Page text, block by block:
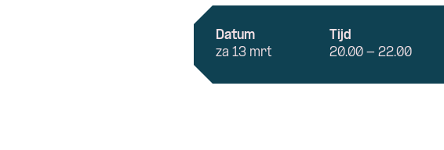
Datum
za 13 mrt
Tijd
20.00 - 22.00